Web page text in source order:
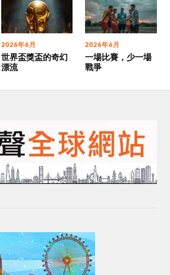
2026年6月
世界盃獎盃的奇幻
漂流
2026年6月
一場比賽，少一場
戰爭